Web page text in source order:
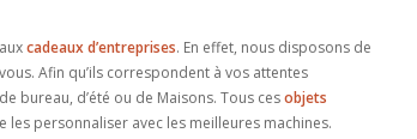
cadeaux d’entreprises. En effet, nous disposons de
Afin qu’ils correspondent à vos attentes
de bureau, d’été ou de Maisons. Tous cesobjets
personnaliser avec les meilleures machines.